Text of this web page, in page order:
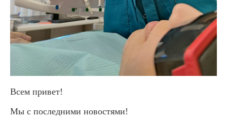
Всем привет!
Мы с последними новостями!